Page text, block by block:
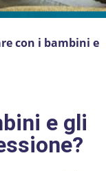
con i bambini e
e gli